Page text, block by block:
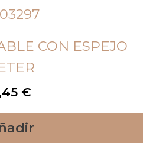
CON ESPEJO
€